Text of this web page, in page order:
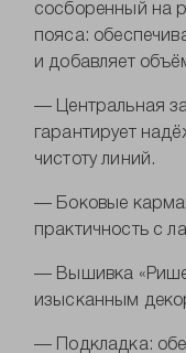
сосборенный на
пояса:
и добавляет
— Центральная
гарантирует
чистоту линий.
— Боковые
практичность с
— Вышивка
изысканным
— Подкладка: